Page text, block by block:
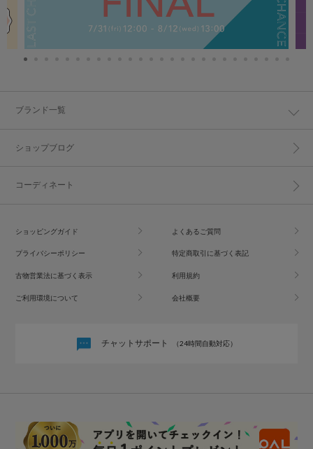
ブランド一覧
ショップブログ
コーディネート
ショッピングガイド よくあるご質問
プライバシーポリシー 特定商取引に基づく表記
古物営業法に基づく表示 利用規約
ご利用環境について 会社概要
チャットサポート （24時間自動対応）